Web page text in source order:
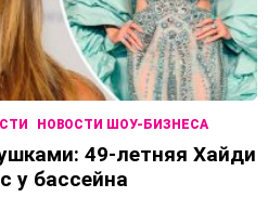
НОВОСТИ ШОУ-БИЗНЕСА
49-летняя Хайди
у бассейна